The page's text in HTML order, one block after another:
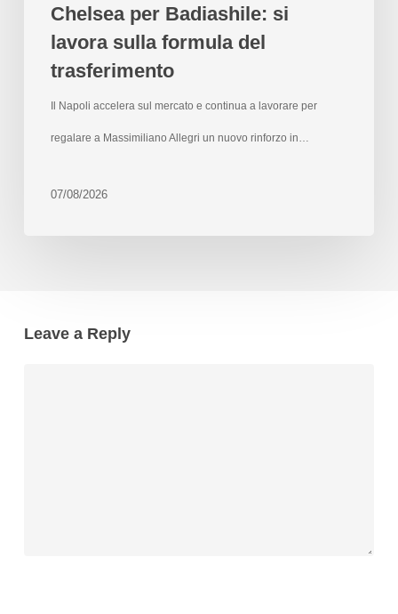
Chelsea per Badiashile: si
lavora sulla formula del
trasferimento
Il Napoli accelera sul mercato e continua a lavorare per
regalare a Massimiliano Allegri un nuovo rinforzo in…
07/08/2026
Leave a Reply